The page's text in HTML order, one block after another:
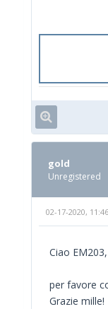
gold
Unregistered
02-17-2020,
Ciao EM203,
per favore
Grazie mille!